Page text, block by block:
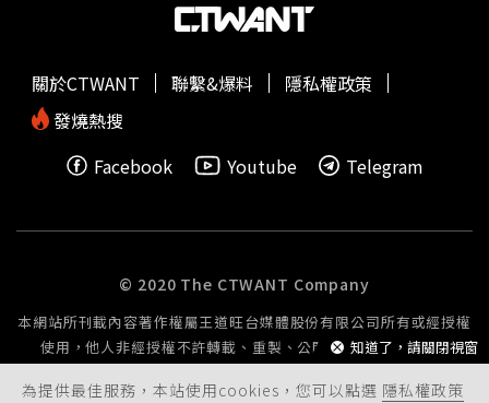
林曼麗、「再會吧北投」製作人雷輝等人擔任顧問。施振榮
表示，在文化產業邁向4.0文化新經濟的進程中，科文双融
將積極推動跨界製作與整合，並透過製作委員會及策略結盟
的形式發展專案，扮演後續落地執行的重要推手。科文双融
的定位是打造一個「台灣最具影響力的跨界製作與行銷經紀
出，未來募集到的文化科技種子基金將循環重覆投資以發揮
過去思維，不是投資公司，而是投資內容製作物，並以製作
源，協助解決台灣長期藝文界人士所面臨的市場議題。
為提供最佳服務，本站使用cookies，您可以點選 隱私權政策
知道了，請關閉視窗
關於CTWANT 聯繫&爆料
隱私權政策
發燒熱搜
Facebook
Youtube Telegram
© 2020 The CTWANT Company
本網站所刊載內容著作權屬王道旺台媒體股份有限公司所有或經授權
使用，他人非經授權不許轉載、重製、公開播送或公開傳輸。